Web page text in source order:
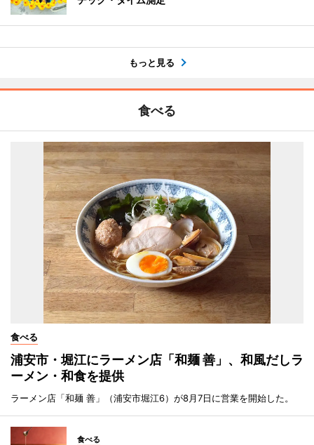
もっと見る
食べる
食べる
浦安市・堀江にラーメン店「和麺 善」、和風だしラ
ーメン・和食を提供
ラーメン店「和麺 善」（浦安市堀江6）が8月7日に営業を開始した。
食べる